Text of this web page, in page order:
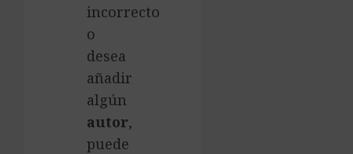
incorrecto
o
desea
añadir
algún
autor,
puede